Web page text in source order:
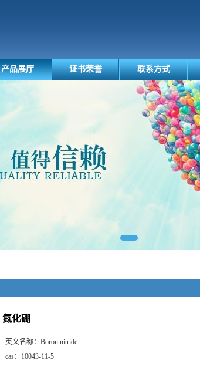
产品展厅 证书荣誉 联系方式
氮化硼
英文名称： Boron nitride
cas： 10043-11-5